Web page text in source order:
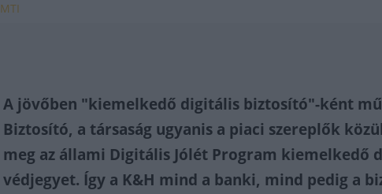
MTI
A jövőben "kiemelkedő digitális biztosító"-ként
Biztosító, a társaság ugyanis a piaci szereplők
meg az állami Digitális Jólét Program kiemelkedő
védjegyet. Így a K&H mind a banki, mind pedig a